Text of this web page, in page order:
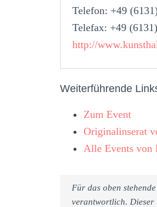
Telefon: +49
Telefax: +49
http://
Weiterführende
Zum Event
Originalinserat
Alle Events von
Für das oben
verantwortlich. Dieser